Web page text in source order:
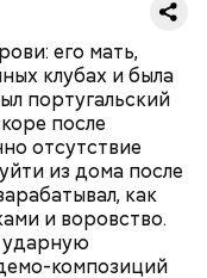
его мать,
клубах и была
португальский
после
отсутствие
из дома после
как
и воровство.
ударную
композиций
The Space
успех, однако
"Travelling
"Virtual Insanity"
настоящий
первое место в
(1999) был
стилях фанк
но разошёлся по
миллионов копий.
фестивале
двухлетний
альбом"A Funk